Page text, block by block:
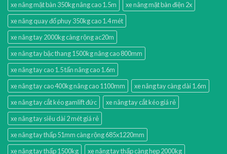
xe nâng mặt bàn 350kg nâng cao 1.5m
xe nâng mặt bàn điện 2x
xe nâng quay đổ phuy 350kg cao 1.4 mét
xe nâng tay 2000kg càng rộng ac20m
xe nâng tay bậc thang 1500kg nâng cao 800mm
xe nâng tay cao 1.5 tấn nâng cao 1.6m
xe nâng tay cao 400kg nâng cao 1100mm
xe nâng tay càng dài 1.6m
xe nâng tay cắt kéo gamlift đức
xe nâng tay cắt kéo giá rẻ
xe nâng tay siêu dài 2 mét giá rẻ
xe nâng tay thấp 51mm càng rộng 685x1220mm
xe nâng tay thấp 1500kg
xe nâng tay thấp càng hẹp 2000kg